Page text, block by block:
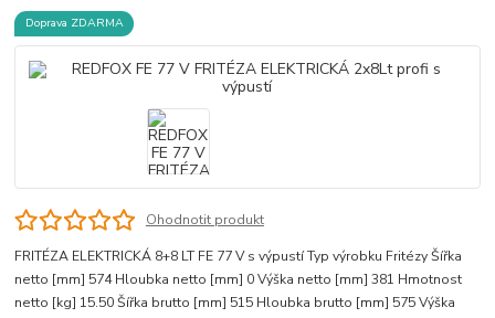
Doprava ZDARMA
Ohodnotit produkt
FRITÉZA ELEKTRICKÁ 8+8 LT FE 77 V s výpustí Typ výrobku Fritézy Šířka
netto [mm] 574 Hloubka netto [mm] 0 Výška netto [mm] 381 Hmotnost
netto [kg] 15.50 Šířka brutto [mm] 515 Hloubka brutto [mm] 575 Výška